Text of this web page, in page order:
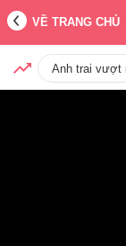
VỀ TRANG CHỦ
Anh trai vượt